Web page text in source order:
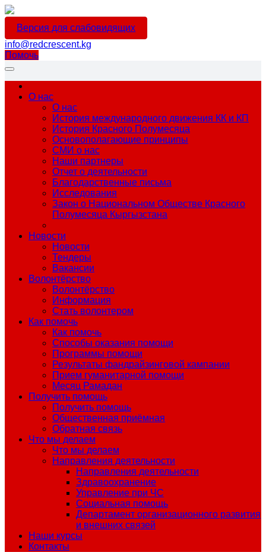
Версия для слабовидящих
info@redcrescent.kg
Помочь
О нас
О нас
История международного движения КК и КП
История Красного Полумесяца
Основополагающие принципы
СМИ о нас
Наши партнеры
Отчет о деятельности
Благодарственные письма
Исследования
Закон о Национальном Обществе Красного
Полумесяца Кыргызстана
Новости
Новости
Тендеры
Вакансии
Волонтёрство
Волонтёрство
Информация
Стать волонтером
Как помочь
Как помочь
Способы оказания помощи
Программы помощи
Результаты фандрайзинговой кампании
Прием гуманитарной помощи
Месяц Рамадан
Получить помощь
Получить помощь
Общественная приёмная
Обратная связь
Что мы делаем
Что мы делаем
Направления деятельности
Направления деятельности
Здравоохранение
Управление при ЧС
Социальная помощь
Департамент организационного развития
и внешних связей
Наши курсы
Контакты